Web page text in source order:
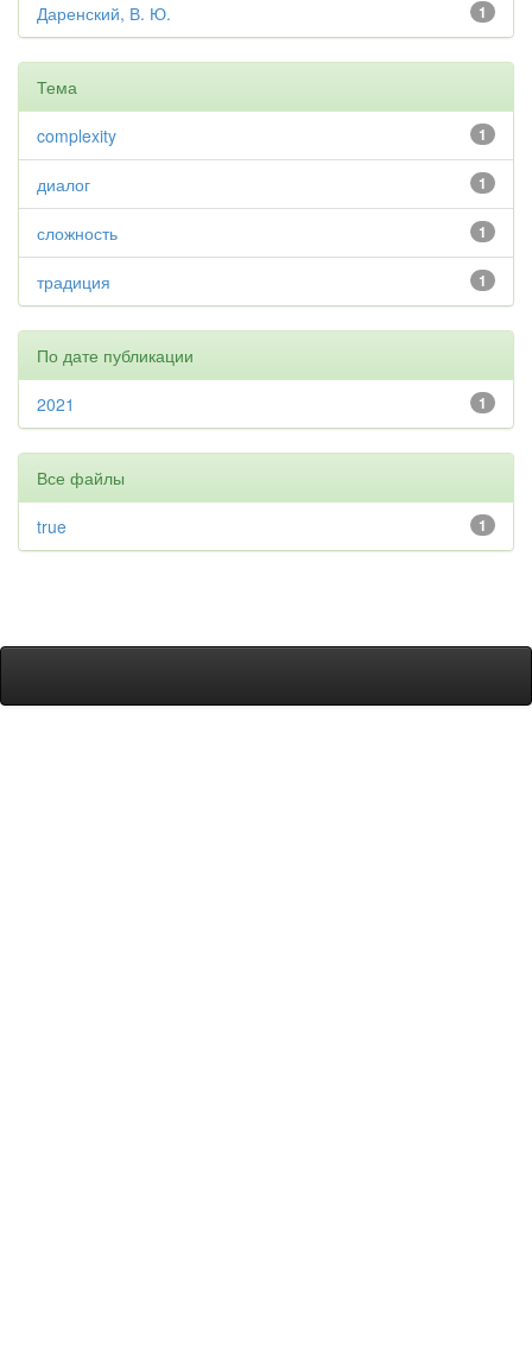
1
Даренский, В. Ю.
Тема
1
complexity
1
диалог
1
сложность
1
традиция
По дате публикации
1
2021
Все файлы
1
true